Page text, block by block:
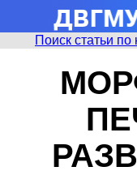
Поиск статьи